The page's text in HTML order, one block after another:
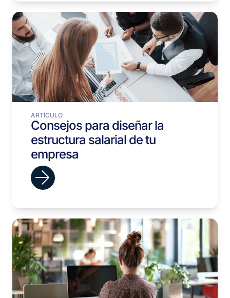
ARTÍCULO
Consejos para diseñar la
estructura salarial de tu
empresa